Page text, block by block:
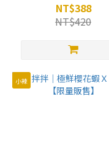
NT$388
NT$420
小辣